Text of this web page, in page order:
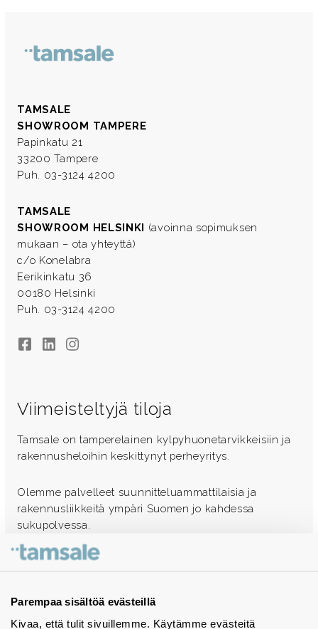
Parempaa sisältöä evästeillä
Kivaa, että tulit sivuillemme. Käytämme evästeitä
TAMSALE
SHOWROOM TAMPERE
Papinkatu 21
33200 Tampere
Puh. 03-3124 4200
TAMSALE
SHOWROOM HELSINKI (avoinna sopimuksen
mukaan – ota yhteyttä)
c/o Konelabra
Eerikinkatu 36
00180 Helsinki
Puh. 03-3124 4200
FacebookLinkedInInstagram
Viimeisteltyjä tiloja
Tamsale on tamperelainen kylpyhuonetarvikkeisiin ja
rakennusheloihin keskittynyt perheyritys.
Olemme palvelleet suunnitteluammattilaisia ja
rakennusliikkeitä ympäri Suomen jo kahdessa
sukupolvessa.
Ota yhteyttä - autamme mielellämme
Tuotekuvastot
Instagram